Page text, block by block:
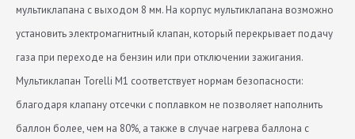
мультиклапана с выходом 8 мм. На корпус мультиклапана возможно
установить электромагнитный клапан, который перекрывает подачу
газа при переходе на бензин или при отключении зажигания.
Мультиклапан Torelli M1 соответствует нормам безопасности:
благодаря клапану отсечки с поплавком не позволяет наполнить
баллон более, чем на 80%, а также в случае нагрева баллона с